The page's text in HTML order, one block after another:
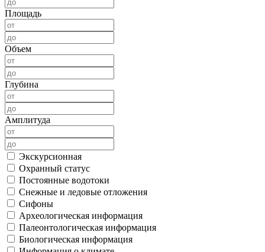
Площадь
Объем
Глубина
Амплитуда
Экскурсионная
Охранный статус
Постоянные водотоки
Снежные и ледовые отложения
Сифоны
Археологическая информация
Палеонтологическая информация
Биологическая информация